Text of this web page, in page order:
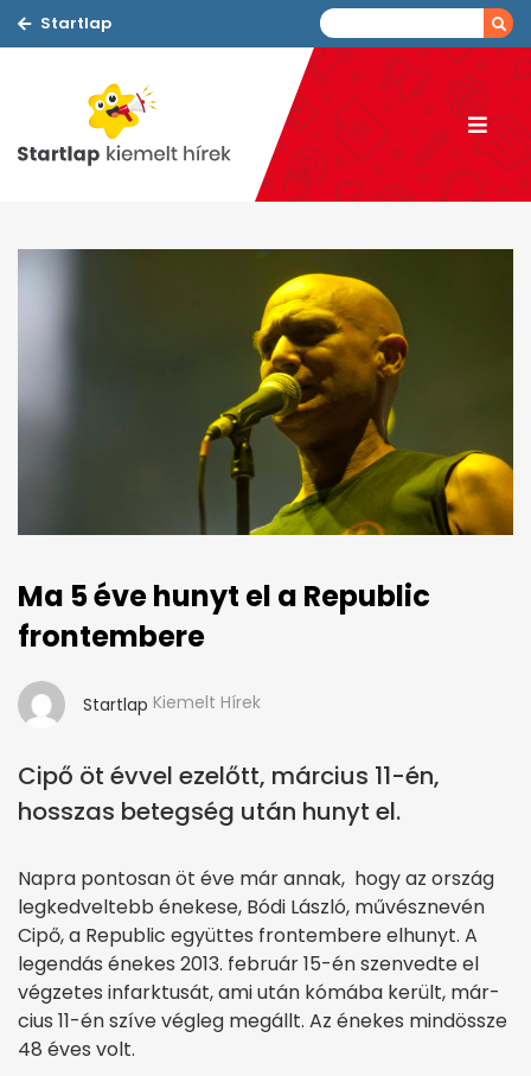
Startlap
Ma 5 éve hunyt el a Republic
frontembere
Startlap Kiemelt Hírek
Cipő öt évvel ezelőtt, március 11-én,
hosszas betegség után hunyt el.
Napra pontosan öt éve már annak, hogy az ország
legkedveltebb énekese, Bódi László, művésznevén
Cipő, a Republic együttes frontembere elhunyt. A
legendás énekes 2013. február 15-én szenvedte el
végzetes infarktusát, ami után kómába került, már­
cius 11-én szíve végleg megállt. Az énekes mindössze
48 éves volt.